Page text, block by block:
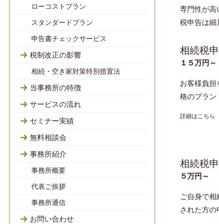
専門性が
税申告は細
相続税
１５万円～
お客様負
格のプラン
詳細はこちら
相続税
５万円～
ご自身で
された方
ローコストプラン
スタンダードプラン
申告書チェックサービス
税制改正の影響
相続・空き家対策特別措置法
当事務所の特徴
サービスの流れ
セミナー実績
無料相談会
事務所紹介
事務所概要
代表ご挨拶
事務所通信
お問い合わせ